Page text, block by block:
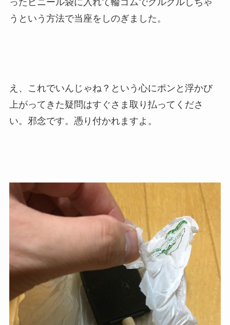
ったビニール袋に入れて輪ゴムでグルグルしちゃ
うという方法で当座をしのぎました。
え、これでいんじゃね？という心にポンと浮かび
上がってきた疑問はすぐさま取り払ってくださ
い。邪念です。憑り付かれますよ。